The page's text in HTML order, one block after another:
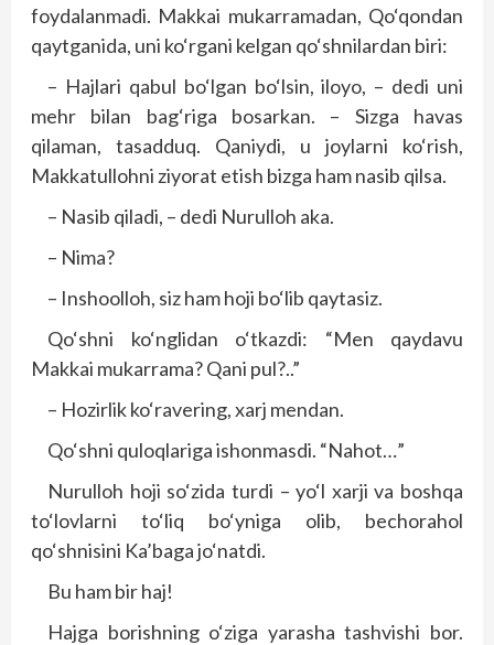
foydalanmadi. Makkai mukarramadan, Qo‘qondan
qaytganida, uni ko‘rgani kelgan qo‘shnilardan biri:
– Hajlari qabul bo‘lgan bo‘lsin, iloyo, – dedi uni
mehr bilan bag‘riga bosarkan. – Sizga havas
qilaman, tasadduq. Qaniydi, u joylarni ko‘rish,
Makkatullohni ziyorat etish bizga ham nasib qilsa.
– Nasib qiladi, – dedi Nurulloh aka.
– Nima?
– Inshoolloh, siz ham hoji bo‘lib qaytasiz.
Qo‘shni ko‘nglidan o‘tkazdi: “Men qaydavu
Makkai mukarrama? Qani pul?..”
– Hozirlik ko‘ravering, xarj mendan.
Qo‘shni quloqlariga ishonmasdi. “Nahot…”
Nurulloh hoji so‘zida turdi – yo‘l xarji va boshqa
to‘lovlarni to‘liq bo‘yniga olib, bechorahol
qo‘shnisini Ka’baga jo‘natdi.
Bu ham bir haj!
Hajga borishning o‘ziga yarasha tashvishi bor.